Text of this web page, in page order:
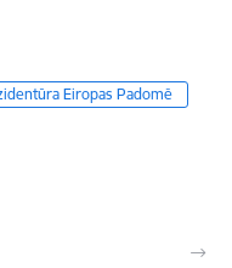
Eiropas Padomē